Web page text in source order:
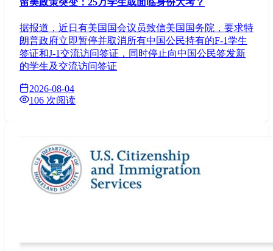
留美政策突变：25万学生或面临身份大考？
据报道，近日有美国国会议员致信美国国务院，要求特
朗普政府立即暂停并取消所有中国公民持有的F-1学生
签证和J-1交流访问签证，同时停止向中国公民签发新
的学生及交流访问签证
2026-08-04
106 次阅读